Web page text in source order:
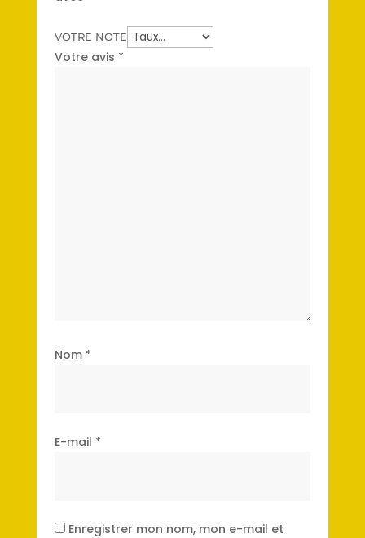
VOTRE NOTE
Votre avis *
Nom *
E-mail *
Enregistrer mon nom, mon e-mail et